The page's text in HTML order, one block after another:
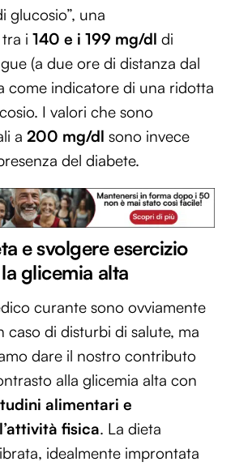
glucosio”, una
i 140 e i 199 mg/dl di
(a due ore di distanza dal
come indicatore di una ridotta
I valori che sono
a 200 mg/dl sono invece
del diabete.
e svolgere esercizio
glicemia alta
curante sono ovviamente
caso di disturbi di salute, ma
dare il nostro contributo
alla glicemia alta con
alimentari e
fisica. La dieta
idealmente improntata